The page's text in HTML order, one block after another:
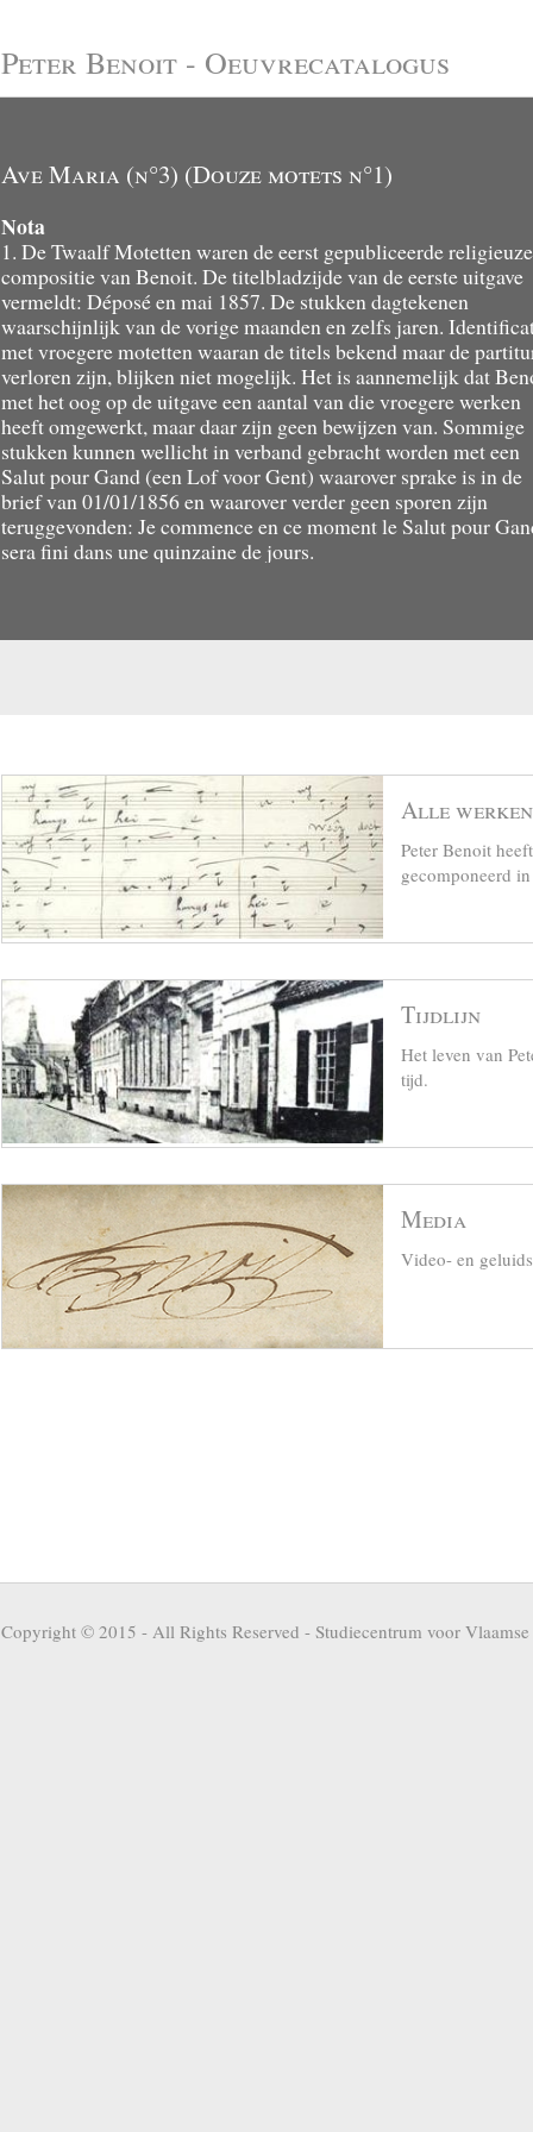
Peter Benoit - Oeuvrecatalogus
Ave Maria (n°3) (Douze motets n°1)
Nota
1. De Twaalf Motetten waren de eerst gepubliceerde religieuze
compositie van Benoit. De titelbladzijde van de eerste uitgave
vermeldt: Déposé en mai 1857. De stukken dagtekenen
waarschijnlijk van de vorige maanden en zelfs jaren.
met vroegere motetten waaran de titels bekend maar de
verloren zijn, blijken niet mogelijk. Het is aannemelijk dat
met het oog op de uitgave een aantal van die vroegere werken
heeft omgewerkt, maar daar zijn geen bewijzen van. Sommige
stukken kunnen wellicht in verband gebracht worden met een
Salut pour Gand (een Lof voor Gent) waarover sprake is in de
brief van 01/01/1856 en waarover verder geen sporen zijn
teruggevonden: Je commence en ce moment le Salut pour
sera fini dans une quinzaine de jours.
Alle werken
Peter Benoit
gecomponeerd
Tijdlijn
Het leven van
tijd.
Media
Video- en
Copyright © 2015 - All Rights Reserved - Studiecentrum voor